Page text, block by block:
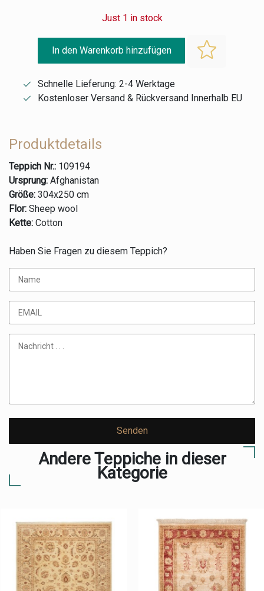
Just 1 in stock
In den Warenkorb hinzufügen
Schnelle Lieferung: 2-4 Werktage
Kostenloser Versand & Rückversand Innerhalb EU
Produktdetails
Teppich Nr.: 109194
Ursprung: Afghanistan
Größe: 304x250 cm
Flor: Sheep wool
Kette: Cotton
Haben Sie Fragen zu diesem Teppich?
Senden
Andere Teppiche in dieser
Kategorie